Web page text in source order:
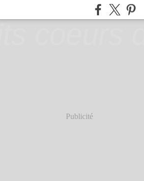
Publicité